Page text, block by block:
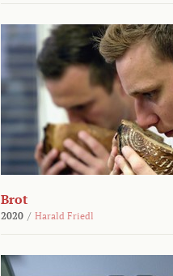
Brot
2020 / Harald Friedl